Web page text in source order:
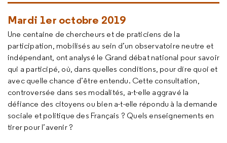
Mardi 1er octobre 2019
Une centaine de chercheurs et de praticiens de la
participation, mobilisés au sein d’un observatoire neutre et
indépendant, ont analysé le Grand débat national pour savoir
qui a participé, où, dans quelles conditions, pour dire quoi et
avec quelle chance d’être entendu. Cette consultation,
controversée dans ses modalités, a-t-elle aggravé la
défiance des citoyens ou bien a-t-elle répondu à la demande
sociale et politique des Français ? Quels enseignements en
tirer pour l’avenir ?